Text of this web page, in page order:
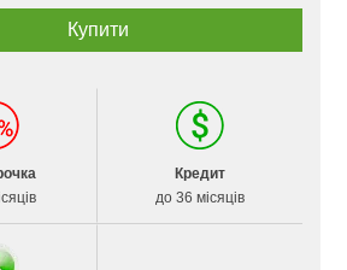
Кредит
до 36 місяців